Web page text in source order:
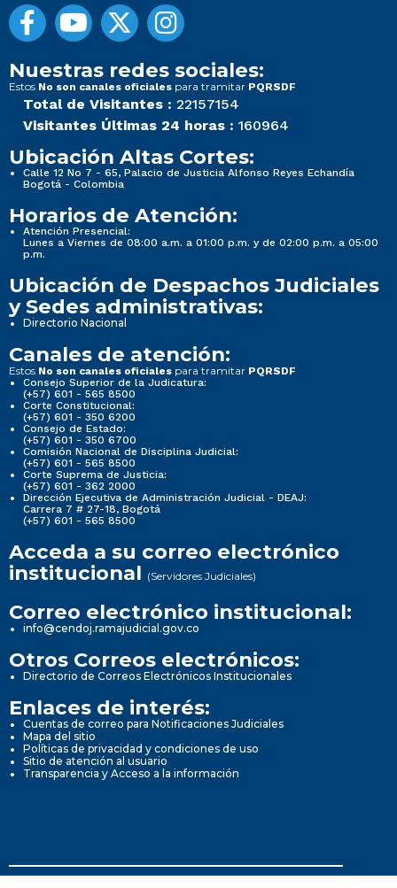
Nuestras redes sociales:
Estos No son canales oficiales para tramitar PQRSDF
Total de Visitantes : 22157154
Visitantes Últimas 24 horas : 160964
Ubicación Altas Cortes:
Calle 12 No 7 - 65, Palacio de Justicia Alfonso Reyes Echandía
Bogotá - Colombia
Horarios de Atención:
Atención Presencial:
Lunes a Viernes de 08:00 a.m. a 01:00 p.m. y de 02:00 p.m. a 05:00
p.m.
Ubicación de Despachos Judiciales
y Sedes administrativas:
Directorio Nacional
Canales de atención:
Estos No son canales oficiales para tramitar PQRSDF
Consejo Superior de la Judicatura:
(+57) 601 - 565 8500
Corte Constitucional:
(+57) 601 - 350 6200
Consejo de Estado:
(+57) 601 - 350 6700
Comisión Nacional de Disciplina Judicial:
(+57) 601 - 565 8500
Corte Suprema de Justicia:
(+57) 601 - 362 2000
Dirección Ejecutiva de Administración Judicial - DEAJ:
Carrera 7 # 27-18, Bogotá
(+57) 601 - 565 8500
Acceda a su correo electrónico
institucional (Servidores Judiciales)
Correo electrónico institucional:
info@cendoj.ramajudicial.gov.co
Otros Correos electrónicos:
Directorio de Correos Electrónicos Institucionales
Enlaces de interés:
Cuentas de correo para Notificaciones Judiciales
Mapa del sitio
Políticas de privacidad y condiciones de uso
Sitio de atención al usuario
Transparencia y Acceso a la información